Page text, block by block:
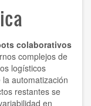
colaborativos
complejos de
logísticos
automatización
restantes se
en